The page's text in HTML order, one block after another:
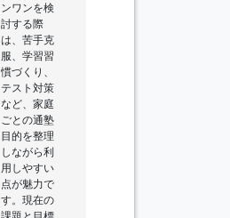
ンワンを検
討する際
は、苦手克
服、学習習
慣づくり、
テスト対策
など、家庭
ごとの通塾
目的を整理
しながら利
用しやすい
点が魅力で
す。現在の